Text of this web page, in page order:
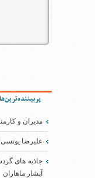
پربیننده‌ترین‌ها
مدیران و
علیرضا
جاذبه های
آبشار ماهاران